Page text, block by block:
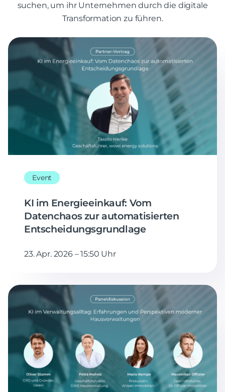
suchen, um ihr Unternehmen durch die digitale
Transformation zu führen.
Event
KI im Energieeinkauf: Vom
Datenchaos zur automatisierten
Entscheidungsgrundlage
23. Apr. 2026 – 15:50 Uhr